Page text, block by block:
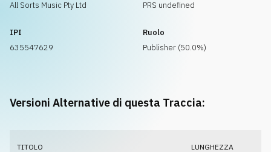
All Sorts Music Pty Ltd
PRS undefined
IPI
635547629
Ruolo
Publisher (50.0%)
Versioni Alternative di questa Traccia:
TITOLO LUNGHEZZA